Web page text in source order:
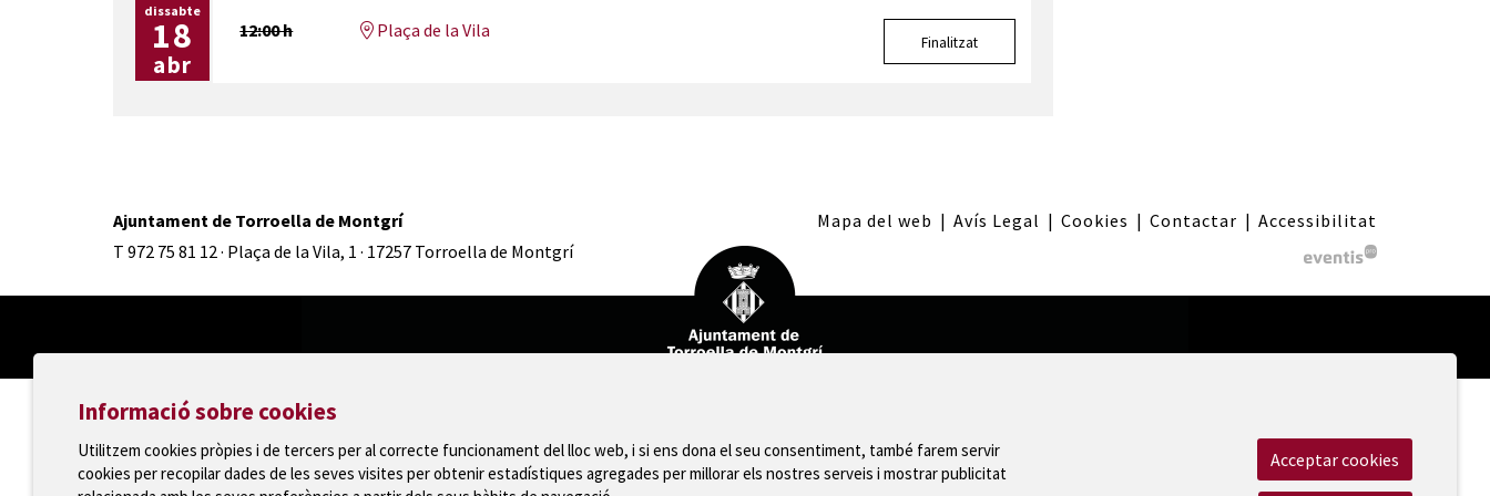
dissabte
18
abr
12:00 h Plaça de la Vila
Finalitzat
Ajuntament de Torroella de Montgrí
T 972 75 81 12 · Plaça de la Vila, 1 · 17257 Torroella de Montgrí
Mapa del web | Avís Legal | Cookies | Contactar | Accessibilitat
Informació sobre cookies
Utilitzem cookies pròpies i de tercers per al correcte funcionament del lloc web, i si ens dona el seu consentiment, també farem servir
cookies per recopilar dades de les seves visites per obtenir estadístiques agregades per millorar els nostres serveis i mostrar publicitat
Acceptar cookies